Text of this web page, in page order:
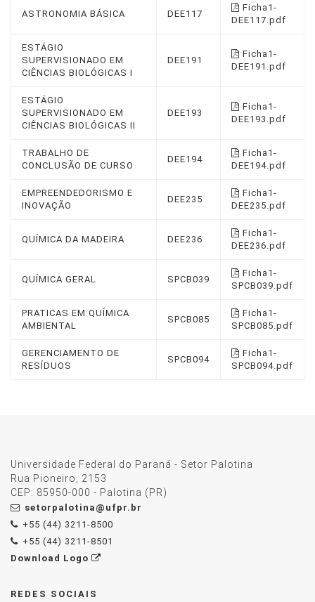
ASTRONOMIA BÁSICA DEE117
Ficha1-
DEE117.pdf
ESTÁGIO
SUPERVISIONADO EM
CIÊNCIAS BIOLÓGICAS I
DEE191
Ficha1-
DEE191.pdf
ESTÁGIO
SUPERVISIONADO EM
CIÊNCIAS BIOLÓGICAS II
DEE193
Ficha1-
DEE193.pdf
TRABALHO DE
CONCLUSÃO DE CURSO
DEE194
Ficha1-
DEE194.pdf
EMPREENDEDORISMO E
INOVAÇÃO
DEE235
Ficha1-
DEE235.pdf
QUÍMICA DA MADEIRA DEE236
Ficha1-
DEE236.pdf
QUÍMICA GERAL SPCB039
Ficha1-
SPCB039.pdf
PRATICAS EM QUÍMICA
AMBIENTAL
SPCB085
Ficha1-
SPCB085.pdf
GERENCIAMENTO DE
RESÍDUOS
SPCB094
Ficha1-
SPCB094.pdf
Universidade Federal do Paraná - Setor Palotina
Rua Pioneiro, 2153
CEP: 85950-000 - Palotina (PR)
setorpalotina@ufpr.br
+55 (44) 3211-8500
+55 (44) 3211-8501
Download Logo
REDES SOCIAIS